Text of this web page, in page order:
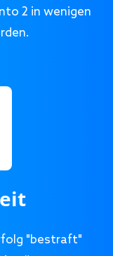
2 in wenigen
"bestraft"